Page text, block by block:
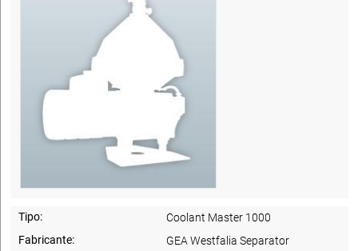
Tipo:
Coolant Master 1000
Fabricante:
GEA Westfalia Separator